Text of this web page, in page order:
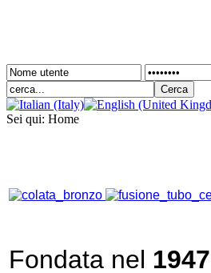
Sei qui: Home
Fondata nel 1947